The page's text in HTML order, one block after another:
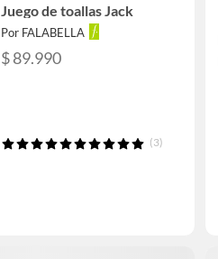
Juego de toallas Jack
Por FALABELLA
$ 89.990
(3)